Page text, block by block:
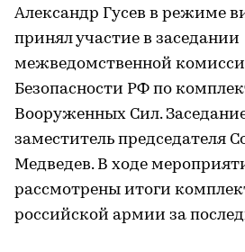
Александр Гусев в режиме
принял участие в заседании
межведомственной
Безопасности РФ по
Вооруженных Сил.
заместитель председателя
Медведев. В ходе
рассмотрены итоги
российской армии за